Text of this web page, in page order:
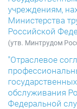
учреждениям,
Министерства
Российской
(утв. Минтрудом
"Отраслевое
обслуживания
Федеральной